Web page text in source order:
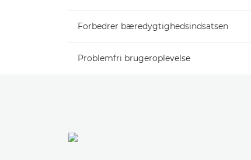
Forbedrer bæredygtighedsindsatsen
Problemfri brugeroplevelse